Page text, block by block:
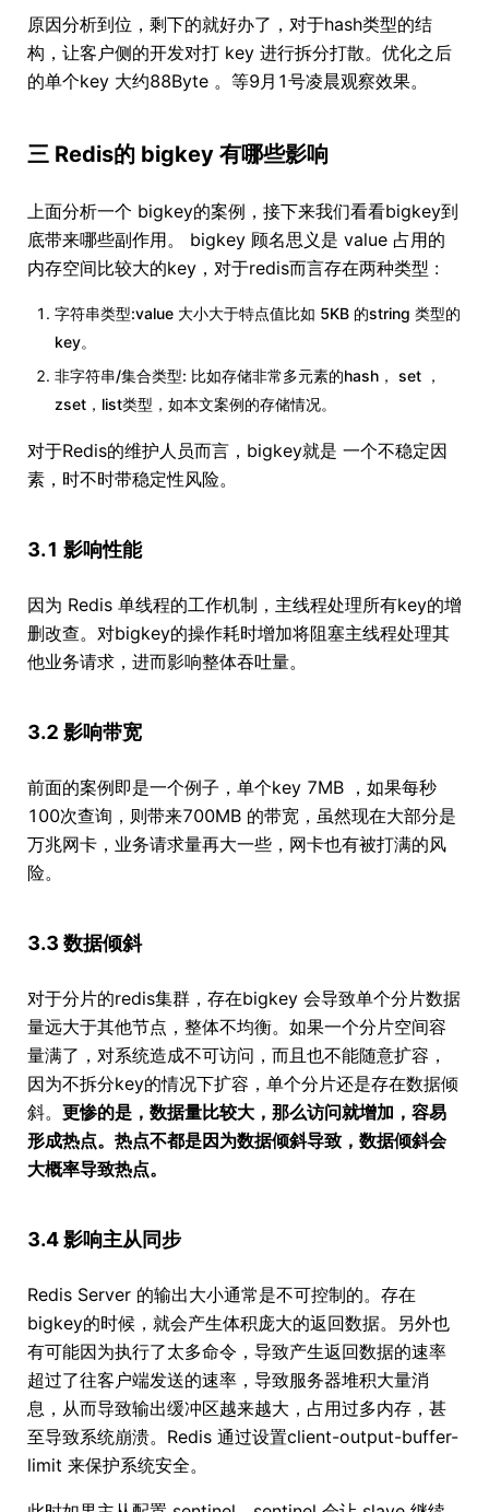
原因分析到位，剩下的就好办了，对于hash类型的结
构，让客户侧的开发对打 key 进行拆分打散。优化之后
的单个key 大约88Byte 。等9月1号凌晨观察效果。
三 Redis的 bigkey 有哪些影响
上面分析一个 bigkey的案例，接下来我们看看bigkey到
底带来哪些副作用。 bigkey 顾名思义是 value 占用的
内存空间比较大的key，对于redis而言存在两种类型 :
字符串类型:value 大小大于特点值比如 5KB 的string 类型的
key。
非字符串/集合类型: 比如存储非常多元素的hash， set ，
zset，list类型，如本文案例的存储情况。
对于Redis的维护人员而言，bigkey就是 一个不稳定因
素，时不时带稳定性风险。
3.1 影响性能
因为 Redis 单线程的工作机制，主线程处理所有key的增
删改查。对bigkey的操作耗时增加将阻塞主线程处理其
他业务请求，进而影响整体吞吐量。
3.2 影响带宽
前面的案例即是一个例子，单个key 7MB ，如果每秒
100次查询，则带来700MB 的带宽，虽然现在大部分是
万兆网卡，业务请求量再大一些，网卡也有被打满的风
险。
3.3 数据倾斜
对于分片的redis集群，存在bigkey 会导致单个分片数据
量远大于其他节点，整体不均衡。如果一个分片空间容
量满了，对系统造成不可访问，而且也不能随意扩容，
因为不拆分key的情况下扩容，单个分片还是存在数据倾
斜。 更惨的是，数据量比较大，那么访问就增加，容易
形成热点。热点不都是因为数据倾斜导致，数据倾斜会
大概率导致热点。
3.4 影响主从同步
Redis Server 的输出大小通常是不可控制的。存在
bigkey的时候，就会产生体积庞大的返回数据。另外也
有可能因为执行了太多命令，导致产生返回数据的速率
超过了往客户端发送的速率，导致服务器堆积大量消
息，从而导致输出缓冲区越来越大，占用过多内存，甚
至导致系统崩溃。Redis 通过设置client-output-buffer-
limit 来保护系统安全。